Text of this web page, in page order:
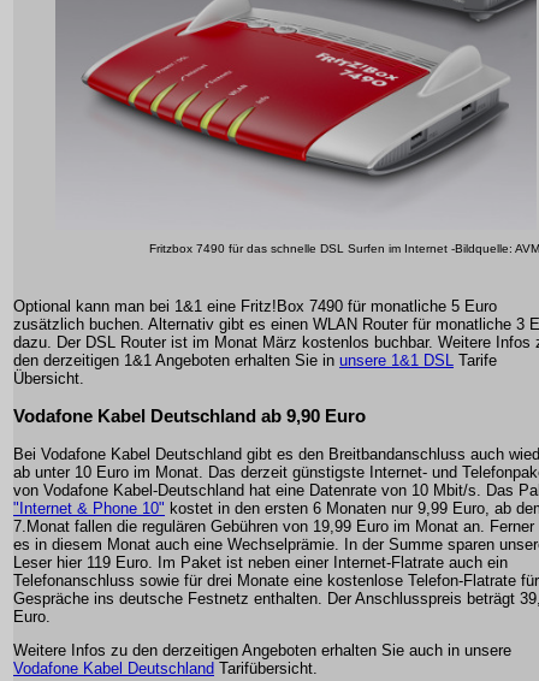
Fritzbox 7490 für das schnelle DSL Surfen im Internet -Bildquelle: AVM
Optional kann man bei 1&1 eine Fritz!Box 7490 für monatliche 5 Euro
zusätzlich buchen. Alternativ gibt es einen WLAN Router für monatliche 3
dazu. Der DSL Router ist im Monat März kostenlos buchbar. Weitere Infos
den derzeitigen 1&1 Angeboten erhalten Sie in unsere 1&1 DSL Tarife
Übersicht.
Vodafone Kabel Deutschland ab 9,90 Euro
Bei Vodafone Kabel Deutschland gibt es den Breitbandanschluss auch
ab unter 10 Euro im Monat. Das derzeit günstigste Internet- und
von Vodafone Kabel-Deutschland hat eine Datenrate von 10 Mbit/s. Das
"Internet & Phone 10" kostet in den ersten 6 Monaten nur 9,99 Euro, ab
7.Monat fallen die regulären Gebühren von 19,99 Euro im Monat an. Ferner
es in diesem Monat auch eine Wechselprämie. In der Summe sparen
Leser hier 119 Euro. Im Paket ist neben einer Internet-Flatrate auch ein
Telefonanschluss sowie für drei Monate eine kostenlose Telefon-Flatrate für
Gespräche ins deutsche Festnetz enthalten. Der Anschlusspreis beträgt
Euro.
Weitere Infos zu den derzeitigen Angeboten erhalten Sie auch in unsere
Vodafone Kabel Deutschland Tarifübersicht.